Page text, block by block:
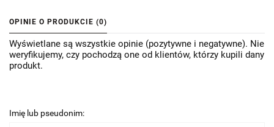
OPINIE O PRODUKCIE (0)
Wyświetlane są wszystkie opinie (pozytywne i negatywne). Nie
weryfikujemy, czy pochodzą one od klientów, którzy kupili dany
produkt.
Imię lub pseudonim: